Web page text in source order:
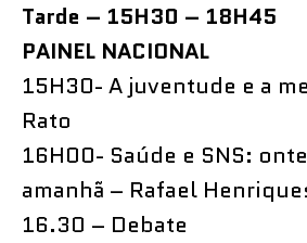
Tarde – 15H30 – 18H45
PAINEL NACIONAL
15H30- A juventude e a
Rato
16H00- Saúde e SNS:
amanhã – Rafael
16.30 – Debate